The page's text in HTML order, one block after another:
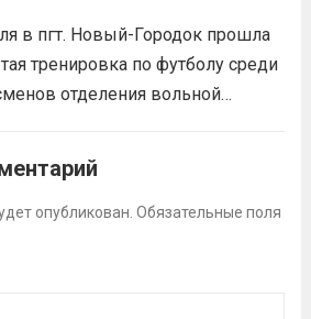
в пгт. Новый-Городок прошла
тренировка по футболу среди
отделения вольной
мероприятие
спортсменам переключиться,
сборов и поработать над
опубликован. Обязательные поля